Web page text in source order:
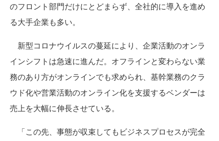
のフロント部門だけにとどまらず、全社的に導入を進め
る大手企業も多い。
新型コロナウイルスの蔓延により、企業活動のオンラ
インシフトは急速に進んだ。オフラインと変わらない業
務のあり方がオンラインでも求められ、基幹業務のクラ
ウド化や営業活動のオンライン化を支援するベンダーは
売上を大幅に伸長させている。
「この先、事態が収束してもビジネスプロセスが完全